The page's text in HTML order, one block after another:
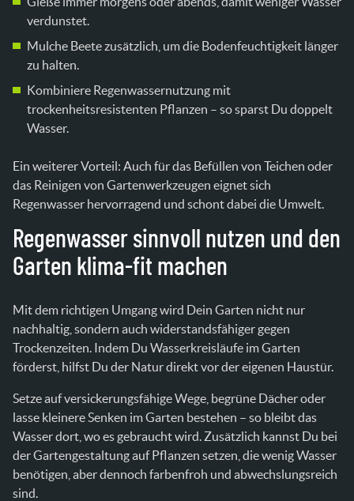
verdunstet.
Mulche Beete zusätzlich, um die Bodenfeuchtigkeit länger
zu halten.
Kombiniere Regenwassernutzung mit
trockenheitsresistenten Pflanzen – so sparst Du doppelt
Wasser.
Ein weiterer Vorteil: Auch für das Befüllen von Teichen oder
das Reinigen von Gartenwerkzeugen eignet sich
Regenwasser hervorragend und schont dabei die Umwelt.
Regenwasser sinnvoll nutzen und den
Garten klima-fit machen
Mit dem richtigen Umgang wird Dein Garten nicht nur
nachhaltig, sondern auch widerstandsfähiger gegen
Trockenzeiten. Indem Du Wasserkreisläufe im Garten
förderst, hilfst Du der Natur direkt vor der eigenen Haustür.
Setze auf versickerungsfähige Wege, begrüne Dächer oder
lasse kleinere Senken im Garten bestehen – so bleibt das
Wasser dort, wo es gebraucht wird. Zusätzlich kannst Du bei
der Gartengestaltung auf Pflanzen setzen, die wenig Wasser
benötigen, aber dennoch farbenfroh und abwechslungsreich
sind.